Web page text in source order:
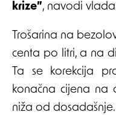
krize”, navodi
Trošarina na
centa po litri, a na
Ta se korekcija
konačna cijena na
niža od dosadašnje.